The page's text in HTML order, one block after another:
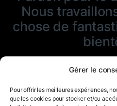
Gérer le
Pour offrir les meilleures expériences,
que les cookies pour stocker et/ou
Nous
chose de